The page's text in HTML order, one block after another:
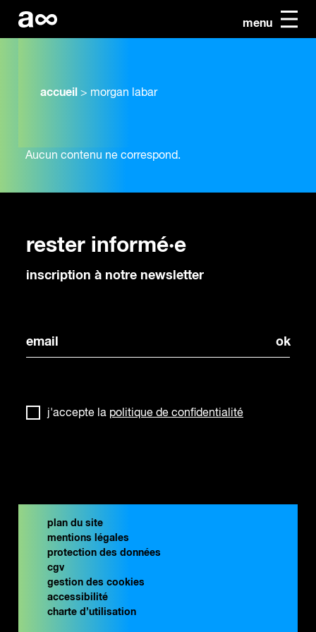
menu
accueil > morgan labar
Aucun contenu ne correspond.
rester informé·e
inscription à notre newsletter
j'accepte la politique de confidentialité
plan du site
mentions légales
protection des données
cgv
gestion des cookies
accessibilité
charte d’utilisation